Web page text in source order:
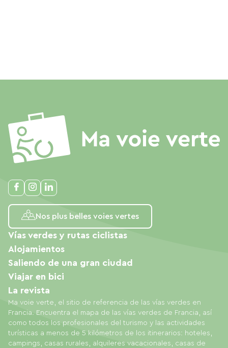
Nos plus belles voies vertes
Ma voie verte, el sitio de referencia de las vías verdes en
Francia. Encuentra el mapa de las vías verdes de Francia, así
como todos los profesionales del turismo y las actividades
turísticas a menos de 5 kilómetros de los itinerarios: hoteles,
campings, casas rurales, alquileres vacacionales, casas de
Vías verdes y rutas ciclistas
Alojamientos
Saliendo de una gran ciudad
Viajar en bici
La revista